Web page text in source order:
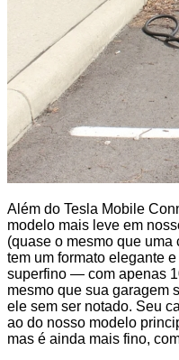
Além do Tesla Mobile
modelo mais leve em
(quase o mesmo que
tem um formato elegante
superfino — com apenas
mesmo que sua garagem
ele sem ser notado. Seu
ao do nosso modelo
mas é ainda mais fino,